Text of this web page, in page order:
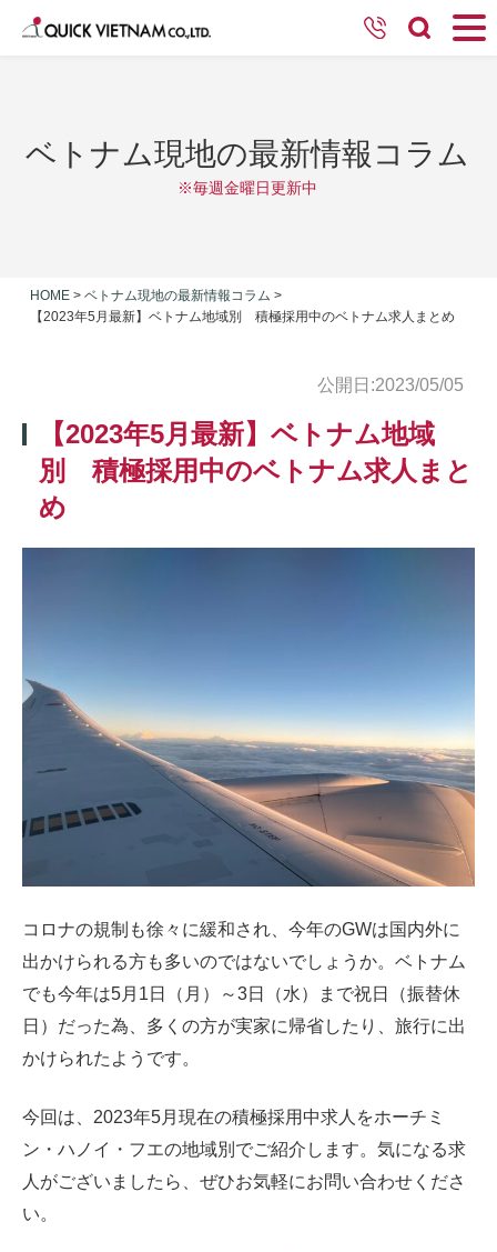
ベトナム現地の最新情報コラム
※毎週金曜日更新中
HOME > ベトナム現地の最新情報コラム >
【2023年5月最新】ベトナム地域別 積極採用中のベトナム求人まとめ
公開日:2023/05/05
【2023年5月最新】ベトナム地域
別 積極採用中のベトナム求人まと
め
コロナの規制も徐々に緩和され、今年のGWは国内外に
出かけられる方も多いのではないでしょうか。ベトナム
でも今年は5月1日（月）～3日（水）まで祝日（振替休
日）だった為、多くの方が実家に帰省したり、旅行に出
かけられたようです。
今回は、2023年5月現在の積極採用中求人をホーチミ
ン・ハノイ・フエの地域別でご紹介します。気になる求
人がございましたら、ぜひお気軽にお問い合わせくださ
い。